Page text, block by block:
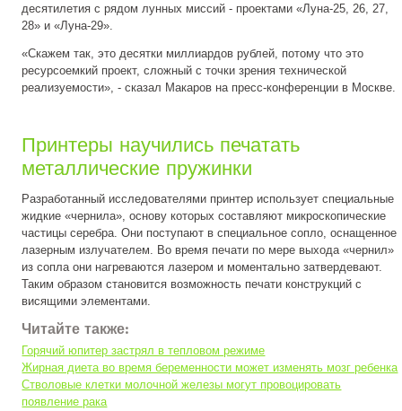
десятилетия с рядом лунных миссий - проектами «Луна-25, 26, 27,
28» и «Луна-29».
«Скажем так, это десятки миллиардов рублей, потому что это
ресурсоемкий проект, сложный с точки зрения технической
реализуемости», - сказал Макаров на пресс-конференции в Москве.
Принтеры научились печатать
металлические пружинки
Разработанный исследователями принтер использует специальные
жидкие «чернила», основу которых составляют микроскопические
частицы серебра. Они поступают в специальное сопло, оснащенное
лазерным излучателем. Во время печати по мере выхода «чернил»
из сопла они нагреваются лазером и моментально затвердевают.
Таким образом становится возможность печати конструкций с
висящими элементами.
Читайте также:
Горячий юпитер застрял в тепловом режиме
Жирная диета во время беременности может изменять мозг ребенка
Стволовые клетки молочной железы могут провоцировать
появление рака